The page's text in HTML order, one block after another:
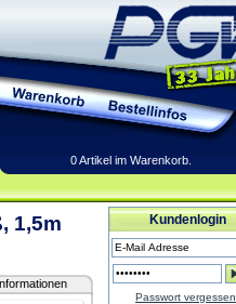
0 Artikel im Warenkorb.
1,5m
Kundenlogin
Passwort vergessen